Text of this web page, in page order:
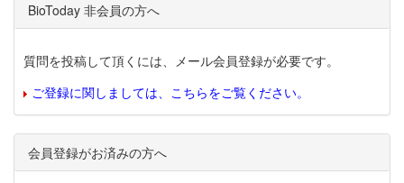
BioToday 非会員の方へ
質問を投稿して頂くには、メール会員登録が必要です。
ご登録に関しましては、こちらをご覧ください。
会員登録がお済みの方へ